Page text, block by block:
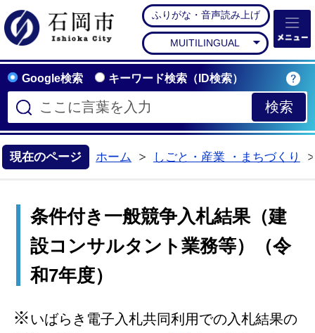
石岡市公式ホームペー
ふりがな・音声読み上げ
MUITILINGUAL
Google検索 キーワード検索（ID検索）
現在のページ ホーム
しごと・産業 ・まちづくり
条件付き一般競争入札結果（建
設コンサルタント業務等）（令
和7年度）
※いばらき電子入札共同利用での入札結果の